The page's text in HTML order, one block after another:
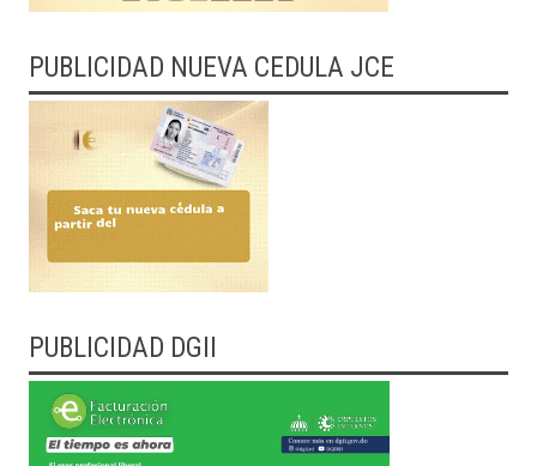
PUBLICIDAD NUEVA CEDULA JCE
PUBLICIDAD DGII